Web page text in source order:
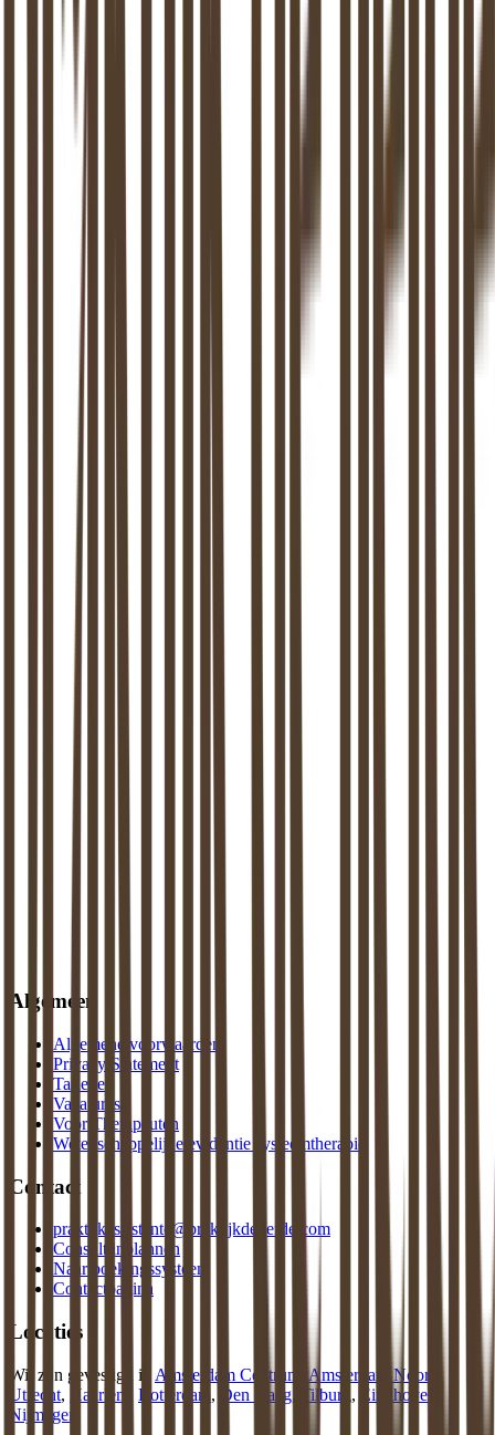
Algemeen
Algemene voorwaarden
Privacy Statement
Tarieven
Vacatures
Voor Therapeuten
Wetenschappelijke evidentie systeemtherapie
Contact
praktijkassistente@praktijkdeliefde.com
Consult inplannen
Naar boekingssysteem
Contactpagina
Locaties
Wij zijn gevestigd in Amsterdam Centrum Amsterdam Noord
Utrecht, Haarlem Rotterdam , Den Haag Tilburg , Eindhoven
Nijmegen